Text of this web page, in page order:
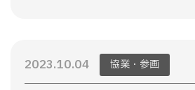
2023.10.04 協業・参画